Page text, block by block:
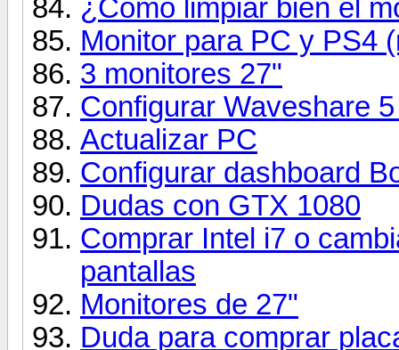
¿Como limpiar bien el
Monitor para PC y PS4
3 monitores 27"
Configurar Waveshare
Actualizar PC
Configurar dashboard
Dudas con GTX 1080
Comprar Intel i7 o
pantallas
Monitores de 27"
Duda para comprar